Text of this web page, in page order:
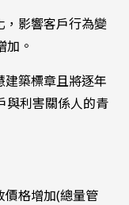
，影響客戶行為變
加。
建築標章且將逐年
與利害關係人的青
價格增加(總量管